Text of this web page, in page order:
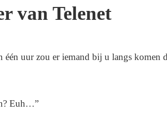
van Telenet
één uur zou er iemand bij u langs komen
Euh…”